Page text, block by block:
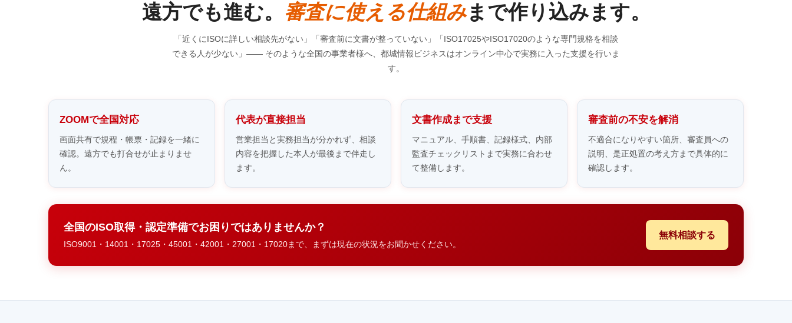
遠方でも進む。 審査に使える仕組みまで作り込みます。
「近くにISOに詳しい相談先がない」「審査前に文書が整っていない」「ISO17025やISO17020のような専門規格を相談
できる人が少ない」—— そのような全国の事業者様へ、都城情報ビジネスはオンライン中心で実務に入った支援を行いま
す。
ZOOMで全国対応
画面共有で規程・帳票・記録を一緒に
確認。遠方でも打合せが止まりませ
ん。
代表が直接担当
営業担当と実務担当が分かれず、相談
内容を把握した本人が最後まで伴走し
ます。
文書作成まで支援
マニュアル、手順書、記録様式、内部
監査チェックリストまで実務に合わせ
て整備します。
審査前の不安を解消
不適合になりやすい箇所、審査員への
説明、是正処置の考え方まで具体的に
確認します。
全国のISO取得・認定準備でお困りではありませんか？
ISO9001・14001・17025・45001・42001・27001・17020まで、まずは現在の状況をお聞かせください。
無料相談する